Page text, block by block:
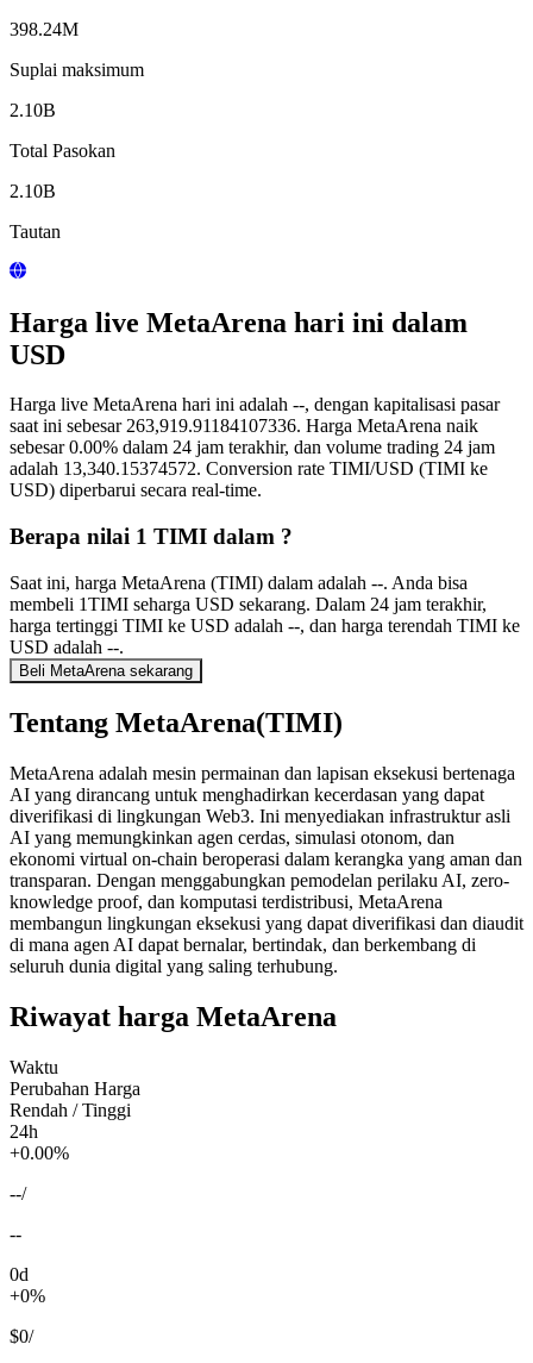
398.24M
Suplai maksimum
2.10B
Total Pasokan
2.10B
Tautan
Harga live MetaArena hari ini dalam
USD
Harga live MetaArena hari ini adalah --, dengan kapitalisasi pasar
saat ini sebesar 263,919.91184107336. Harga MetaArena naik
sebesar 0.00% dalam 24 jam terakhir, dan volume trading 24 jam
adalah 13,340.15374572. Conversion rate TIMI/USD (TIMI ke
USD) diperbarui secara real-time.
Berapa nilai 1 TIMI dalam ?
Saat ini, harga MetaArena (TIMI) dalam adalah --. Anda bisa
membeli 1TIMI seharga USD sekarang. Dalam 24 jam terakhir,
harga tertinggi TIMI ke USD adalah --, dan harga terendah TIMI ke
USD adalah --.
Beli MetaArena sekarang
Tentang MetaArena(TIMI)
MetaArena adalah mesin permainan dan lapisan eksekusi bertenaga
AI yang dirancang untuk menghadirkan kecerdasan yang dapat
diverifikasi di lingkungan Web3. Ini menyediakan infrastruktur asli
AI yang memungkinkan agen cerdas, simulasi otonom, dan
ekonomi virtual on-chain beroperasi dalam kerangka yang aman dan
transparan. Dengan menggabungkan pemodelan perilaku AI, zero-
knowledge proof, dan komputasi terdistribusi, MetaArena
membangun lingkungan eksekusi yang dapat diverifikasi dan diaudit
di mana agen AI dapat bernalar, bertindak, dan berkembang di
seluruh dunia digital yang saling terhubung.
Riwayat harga MetaArena
Waktu
Perubahan Harga
Rendah / Tinggi
24h
+0.00%
--/
--
0d
+0%
$0/